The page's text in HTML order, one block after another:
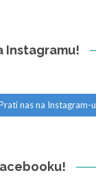
Instagramu!
nas na Instagram-u